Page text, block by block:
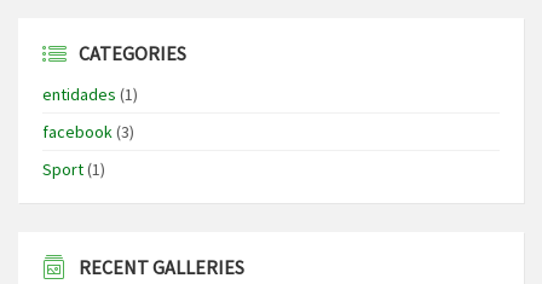
CATEGORIES
entidades (1)
facebook(3)
Sport(1)
RECENT GALLERIES